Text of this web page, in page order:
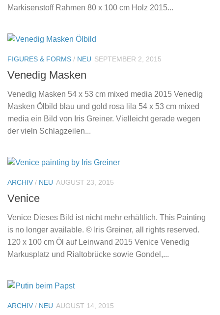
Markisenstoff Rahmen 80 x 100 cm Holz 2015...
FIGURES & FORMS / NEU SEPTEMBER 2, 2015
Venedig Masken
Venedig Masken 54 x 53 cm mixed media 2015 Venedig
Masken Ölbild blau und gold rosa lila 54 x 53 cm mixed
media ein Bild von Iris Greiner. Vielleicht gerade wegen
der vieln Schlagzeilen...
ARCHIV / NEU AUGUST 23, 2015
Venice
Venice Dieses Bild ist nicht mehr erhältlich. This Painting
is no longer available. © Iris Greiner, all rights reserved.
120 x 100 cm Öl auf Leinwand 2015 Venice Venedig
Markusplatz und Rialtobrücke sowie Gondel,...
ARCHIV / NEU AUGUST 14, 2015